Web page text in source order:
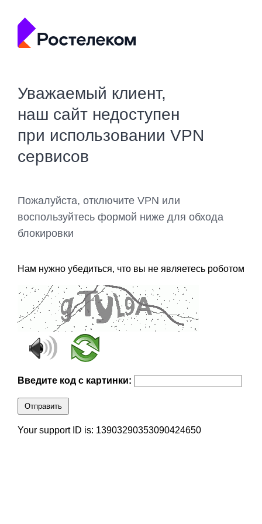
Уважаемый клиент,
наш сайт недоступен
при использовании VPN
сервисов
Пожалуйста, отключите VPN или
воспользуйтесь формой ниже для обхода
блокировки
Нам нужно убедиться, что вы не являетесь роботом
Введите код с картинки:
Отправить
Your support ID is: 13903290353090424650